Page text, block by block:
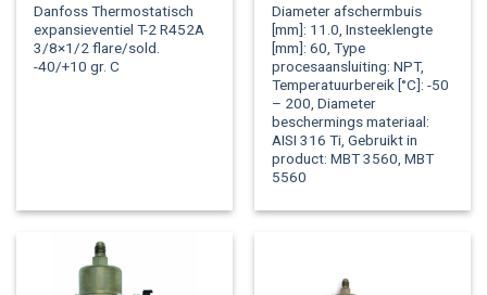
Danfoss Thermostatisch
expansieventiel T-2 R452A
3/8×1/2 flare/sold.
-40/+10 gr. C
Diameter afschermbuis
[mm]: 11.0, Insteeklengte
[mm]: 60, Type
procesaansluiting: NPT,
Temperatuurbereik [°C]: -50
– 200, Diameter
beschermings materiaal:
AISI 316 Ti, Gebruikt in
product: MBT 3560, MBT
5560